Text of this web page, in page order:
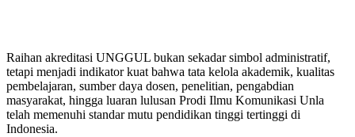
Raihan akreditasi UNGGUL bukan sekadar simbol administratif,
tetapi menjadi indikator kuat bahwa tata kelola akademik, kualitas
pembelajaran, sumber daya dosen, penelitian, pengabdian
masyarakat, hingga luaran lulusan Prodi Ilmu Komunikasi Unla
telah memenuhi standar mutu pendidikan tinggi tertinggi di
Indonesia.